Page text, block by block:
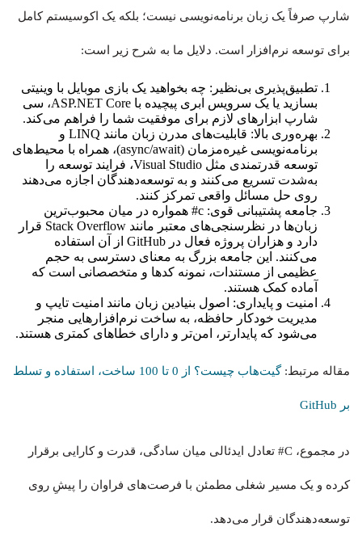
شارپ صرفاً یک زبان برنامه‌نویسی نیست؛ بلکه یک اکوسیستم کامل
برای توسعه نرم‌افزار است. دلایل ما به شرح زیر است:
تطبیق‌پذیری بی‌نظیر: چه بخواهید یک بازی موبایل با وینیتی
بسازید یا یک سرویس ابری پیچیده با ASP.NET Core، سی
شارپ ابزارهای لازم برای موفقیت شما را فراهم می‌کند.
بهره‌وری بالا: قابلیت‌های مدرن زبان مانند LINQ و
برنامه‌نویسی غیره‌مزمان (async/await)، همراه با محیط‌های
توسعه قدرتمندی مثل Visual Studio، فرایند توسعه را
به‌شدت تسریع می‌کنند و به توسعه‌دهندگان اجازه می‌دهند
روی حل مسائل واقعی تمرکز کنند.
جامعه پشتیبانی قوی: c# همواره در میان محبوب‌ترین
زبان‌ها در نظرسنجی‌های معتبر مانند Stack Overflow قرار
دارد و هزاران پروژه فعال در GitHub از آن استفاده
می‌کنند. این جامعه بزرگ به معنای دسترسی به حجم
عظیمی از مستندات، نمونه کدها و متخصصانی است که
آماده کمک هستند.
امنیت و پایداری: اصول بنیادین زبان مانند امنیت تایپ و
مدیریت خودکار حافظه، به ساخت نرم‌افزارهایی منجر
می‌شود که پایدارتر، امن‌تر و دارای خطاهای کمتری هستند.
مقاله مرتبط: گیت‌هاب چیست؟ از 0 تا 100 ساخت، استفاده و تسلط
بر GitHub
در مجموع، C# تعادل ایدئالی میان سادگی، قدرت و کارایی برقرار
کرده و یک مسیر شغلی مطمئن با فرصت‌های فراوان را پیشِ روی
توسعه‌دهندگان قرار می‌دهد.